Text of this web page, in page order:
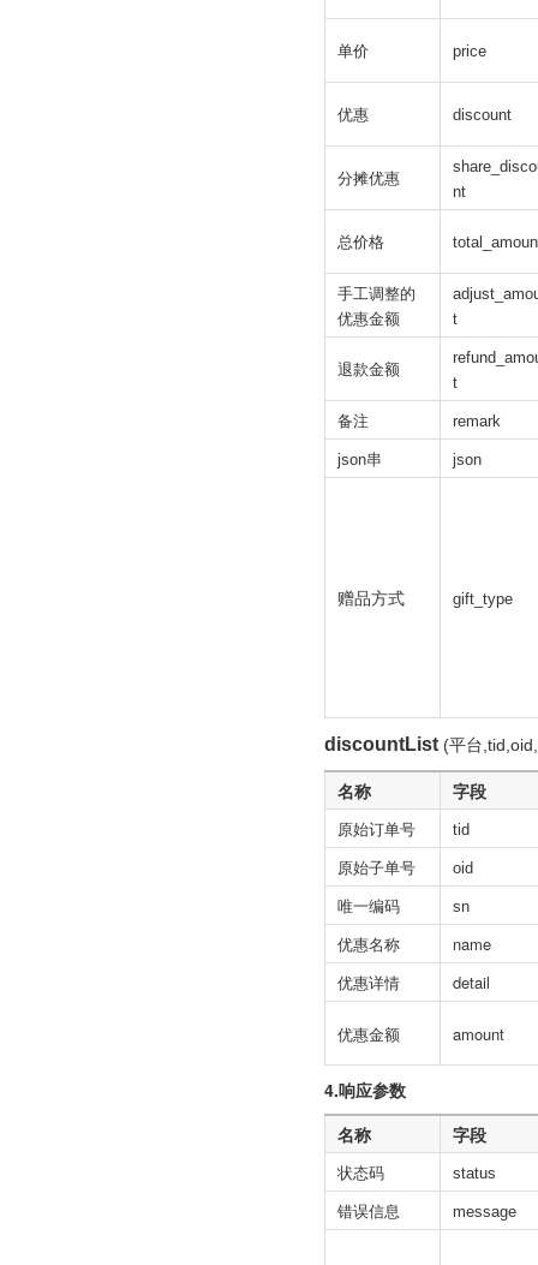
单价 price
优惠 discount
分摊优惠
nt
总价格
手工调整的
优惠金额
t
退款金额
t
备注 remark
json串 json
赠品方式 gift_type
discountList (平台
名称 字段
原始订单号 tid
原始子单号 oid
唯一编码 sn
优惠名称
name
优惠详情
detail
优惠金额 amount
4.响应参数
名称
字段
状态码 status
错误信息 message